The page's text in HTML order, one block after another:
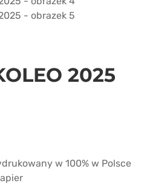
2025
w 100% w Polsce